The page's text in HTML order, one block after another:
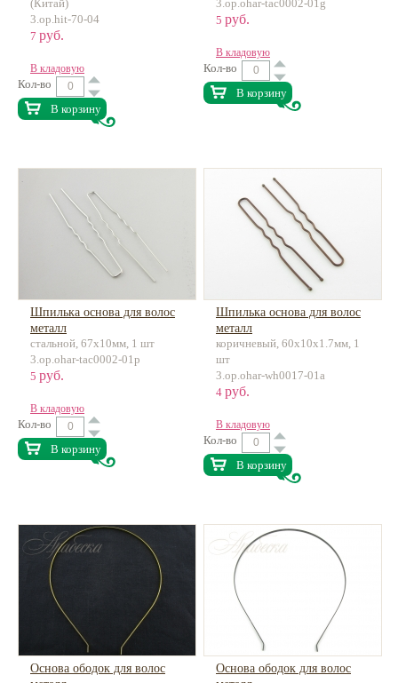
(Китай)
3.op.hit-70-04
7 руб.
В кладовую
Кол-во
В корзину
3.op.ohar-tac0002-01g
5 руб.
В кладовую
Кол-во
В корзину
Шпилька основа для волос
металл
стальной, 67х10мм, 1 шт
3.op.ohar-tac0002-01p
5 руб.
В кладовую
Кол-во
В корзину
Шпилька основа для волос
металл
коричневый, 60х10х1.7мм, 1
шт
3.op.ohar-wh0017-01a
4 руб.
В кладовую
Кол-во
В корзину
Основа ободок для волос
Основа ободок для волос